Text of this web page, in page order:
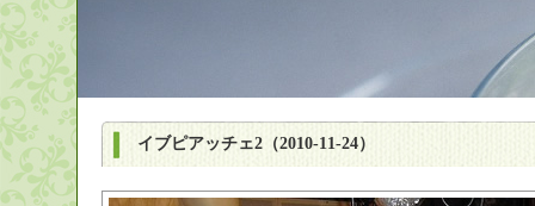
イブピアッチェ2（2010-11-24）